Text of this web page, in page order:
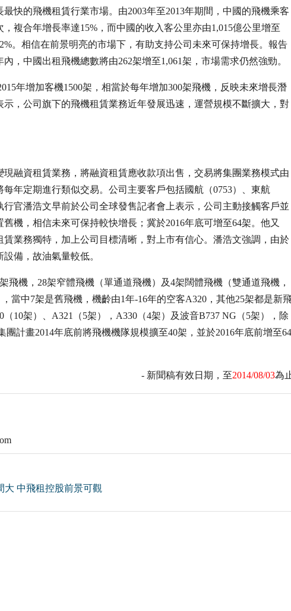
快的飛機租賃行業市場。由2003年至2013年期間，中國的飛機乘客
，複合年增長率達15%，而中國的收入客公里亦由1,015億公里增至
。相信在前景明亮的市場下，有助支持公司未來可保持增長。報告
，中國出租飛機總數將由262架增至1,061架，市場需求仍然強勁。
年增加客機1500架，相當於每年增加300架飛機，反映未來增長潛
，公司旗下的飛機租賃業務近年發展迅速，運營規模不斷擴大，對
融資租賃業務，將融資租賃應收款項出售，交易將集團業務模式由
年定期進行類似交易。公司主要客戶包括國航（0753）、東航
行官潘浩文早前於公司全球發售記者會上表示，公司主動接觸客戶並
機，相信未來可保持較快增長；冀於2016年底可增至64架。他又
業務獨特，加上公司目標清晰，對上市有信心。潘浩文強調，由於
備，故油氣量較低。
飛機，28架窄體飛機（單通道飛機）及4架闊體飛機（雙通道飛機，
當中7架是舊飛機，機齡由1年-16年的空客A320，其他25架都是新
10架）、A321（5架），A330（4架）及波音B737 NG（5架），除
團計畫2014年底前將飛機機隊規模擴至40架，並於2016年底前增至64
- 新聞稿有效日期，至2014/08/03為
中飛租控股前景可觀